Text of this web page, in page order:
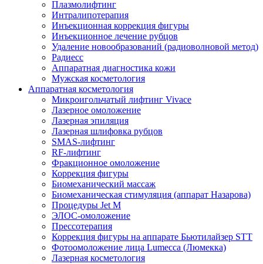
Плазмолифтинг
Интралипотерапия
Инъекционная коррекция фигуры
Инъекционное лечение рубцов
Удаление новообразований (радиоволновой метод)
Радиесс
Аппаратная диагностика кожи
Мужская косметология
Аппаратная косметология
Микроигольчатый лифтинг Vivace
Лазерное омоложение
Лазерная эпиляция
Лазерная шлифовка рубцов
SMAS-лифтинг
RF-лифтинг
Фракционное омоложение
Коррекция фигуры
Биомеханический массаж
Биомеханическая стимуляция (аппарат Назарова)
Процедуры Jet M
ЭЛОС-омоложение
Прессотерапия
Коррекция фигуры на аппарате Бьютилайзер STT
Фотоомоложение лица Lumecca (Люмекка)
Лазерная косметология